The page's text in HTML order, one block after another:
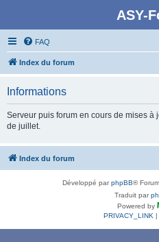
ASY-
FAQ
Index du forum
Informations
Serveur puis forum en cours de mises
de juillet.
Index du forum
Développé parphpBB®
Traduit par
Powered by
PRIVACY_LINK |